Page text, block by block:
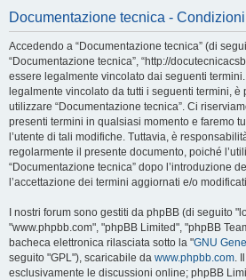
Documentazione tecnica - Condizioni
Accedendo a “Documentazione tecnica” (di
“Documentazione tecnica”, “http://
essere legalmente vincolato dai seguenti
legalmente vincolato da tutti i seguenti termini,
utilizzare “Documentazione tecnica”. Ci
presenti termini in qualsiasi momento e faremo
l’utente di tali modifiche. Tuttavia, è
regolarmente il presente documento, poiché
“Documentazione tecnica” dopo l’introduzione
l’accettazione dei termini aggiornati e/o
I nostri forum sono gestiti da phpBB (di seguito
"www.phpbb.com", "phpBB Limited", "phpBB
bacheca elettronica rilasciata sotto la "GNU
seguito "GPL"), scaricabile da www.phpbb.com.
esclusivamente le discussioni online; phpBB